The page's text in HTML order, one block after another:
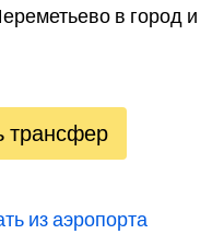
в город и
трансфер
из аэропорта